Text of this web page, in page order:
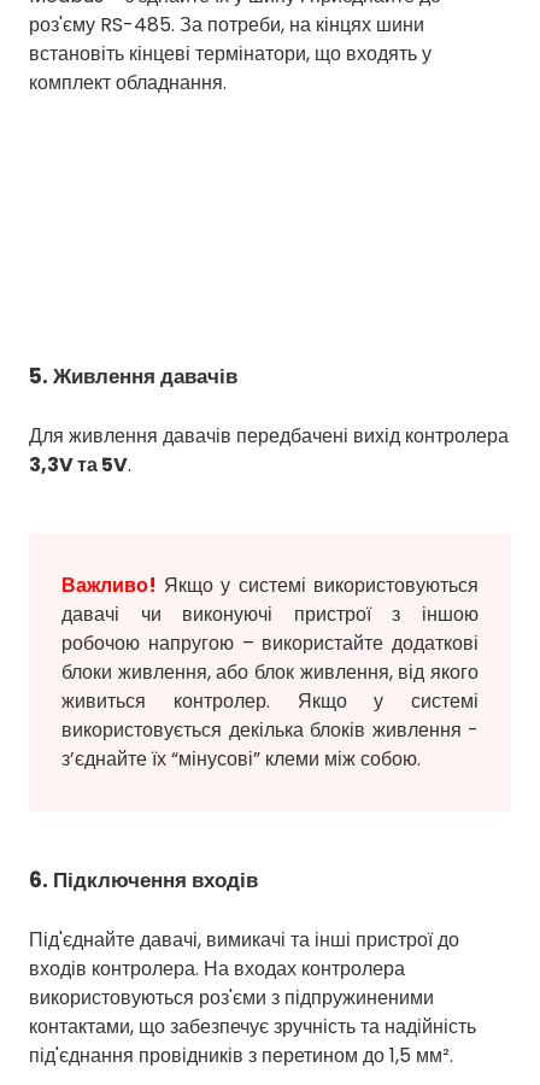
роз'єму RS-485. За потреби, на кінцях шини
встановіть кінцеві термінатори, що входять у
комплект обладнання.
5. Живлення давачів
Для живлення давачів передбачені вихід контролера
3,3V та 5V.
Важливо! Якщо у системі використовуються
давачі чи виконуючі пристрої з іншою
робочою напругою – використайте додаткові
блоки живлення, або блок живлення, від якого
живиться контролер. Якщо у системі
використовується декілька блоків живлення -
з’єднайте їх “мінусові” клеми між собою.
6. Підключення входів
Під'єднайте давачі, вимикачі та інші пристрої до
входів контролера. На входах контролера
використовуються роз'єми з підпружиненими
контактами, що забезпечує зручність та надійність
під'єднання провідників з перетином до 1,5 мм².